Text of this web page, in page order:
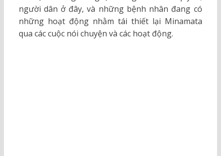
người dân ở đây, và những bệnh nhân đang có
những hoạt động nhằm tái thiết lại Minamata
qua các cuộc nói chuyện và các hoạt động.